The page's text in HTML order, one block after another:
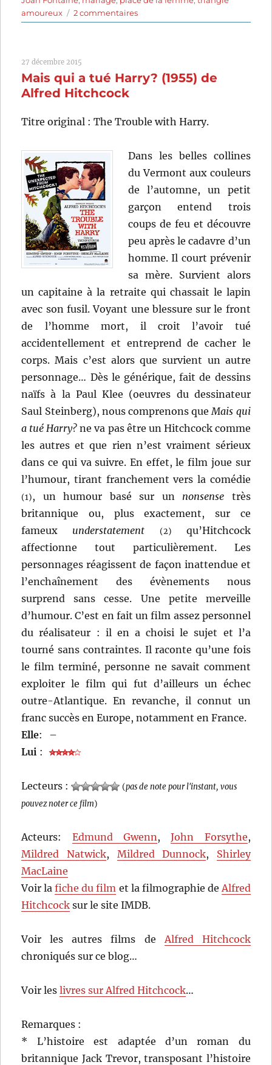
amoureux
2 commentairessur
The
Ida
27 décembre 2015
Mais qui a tué Harry? (1955) de
Alfred Hitchcock
Titre original : The Trouble with Harry.
Dans les belles collines
du Vermont aux couleurs
de l’automne, un petit
garçon entend trois
coups de feu et découvre
peu après le cadavre d’un
homme. Il court prévenir
sa mère. Survient alors
un capitaine à la retraite qui chassait le lapin
avec son fusil. Voyant une blessure sur le front
de l’homme mort, il croit l’avoir tué
accidentellement et entreprend de cacher le
corps. Mais c’est alors que survient un autre
personnage… Dès le générique, fait de dessins
naïfs à la Paul Klee (oeuvres du dessinateur
Saul Steinberg), nous comprenons que Mais qui
a tué Harry? ne va pas être un Hitchcock comme
les autres et que rien n’est vraiment sérieux
dans ce qui va suivre. En effet, le film joue sur
l’humour, tirant franchement vers la comédie
(1), un humour basé sur un nonsense très
britannique ou, plus exactement, sur ce
fameux understatement (2)
qu’Hitchcock
affectionne tout particulièrement. Les
personnages réagissent de façon inattendue et
l’enchaînement des évènements nous
surprend sans cesse. Une petite merveille
d’humour. C’est en fait un film assez personnel
du réalisateur : il en a choisi le sujet et l’a
tourné sans contraintes. Il raconte qu’une fois
le film terminé, personne ne savait comment
exploiter le film qui fut d’ailleurs un échec
outre-Atlantique. En revanche, il connut un
franc succès en Europe, notamment en France.
Elle:
–
Lui :
Lecteurs : (pas de note pour l'instant, vous
pouvez noter ce film)
Acteurs: Edmund Gwenn ,John Forsythe,
Mildred Natwick, Mildred Dunnock, Shirley
MacLaine
Voir lafiche du film et la filmographie de Alfred
Hitchcock sur le site IMDB.
Voir les autres films de Alfred Hitchcock
chroniqués sur ce blog…
Voir leslivres sur Alfred Hitchcock…
Remarques :
* L’histoire est adaptée d’un roman du
britannique Jack Trevor, transposant l’histoire